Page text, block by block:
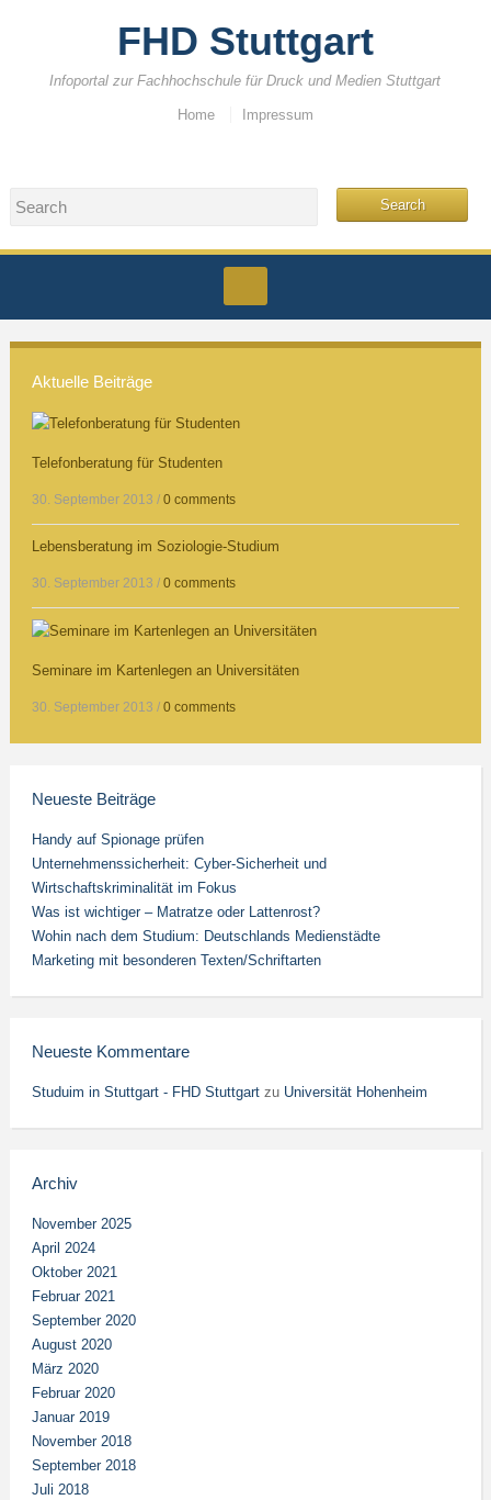
FHD Stuttgart
Infoportal zur Fachhochschule für Druck und Medien Stuttgart
Home Impressum
Aktuelle Beiträge
Telefonberatung für Studenten
30. September 2013 / 0 comments
Lebensberatung im Soziologie-Studium
30. September 2013 / 0 comments
Seminare im Kartenlegen an Universitäten
30. September 2013 / 0 comments
Neueste Beiträge
Handy auf Spionage prüfen
Unternehmenssicherheit: Cyber-Sicherheit und
Wirtschaftskriminalität im Fokus
Was ist wichtiger – Matratze oder Lattenrost?
Wohin nach dem Studium: Deutschlands Medienstädte
Marketing mit besonderen Texten/Schriftarten
Neueste Kommentare
Studuim in Stuttgart - FHD Stuttgartzu Universität Hohenheim
Archiv
November 2025
April 2024
Oktober 2021
Februar 2021
September 2020
August 2020
März 2020
Februar 2020
Januar 2019
November 2018
September 2018
Juli 2018